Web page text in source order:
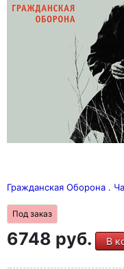
Гражданская Оборона .
Под заказ
6748 руб. В